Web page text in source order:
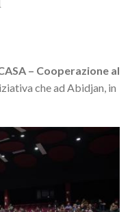
– Cooperazione al
che ad Abidjan, in